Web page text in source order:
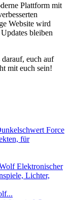
Plattform mit
Website wird
bleiben
euch auf
mit euch sein!